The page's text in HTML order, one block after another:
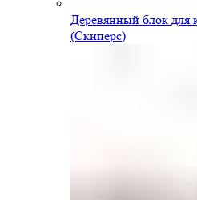
Деревянный блок для
(Скиперс)